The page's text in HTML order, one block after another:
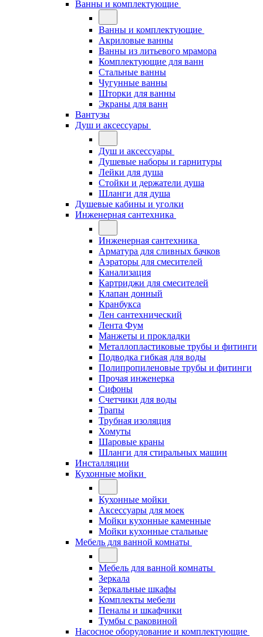
Ванны и комплектующие
Ванны и комплектующие
Акриловые ванны
Ванны из литьевого мрамора
Комплектующие для ванн
Стальные ванны
Чугунные ванны
Шторки для ванны
Экраны для ванн
Вантузы
Душ и аксессуары
Душ и аксессуары
Душевые наборы и гарнитуры
Лейки для душа
Стойки и держатели душа
Шланги для душа
Душевые кабины и уголки
Инженерная сантехника
Инженерная сантехника
Арматура для сливных бачков
Аэраторы для смесителей
Канализация
Картриджи для смесителей
Клапан донный
Кранбукса
Лен сантехнический
Лента Фум
Манжеты и прокладки
Металлопластиковые трубы и фитинги
Подводка гибкая для воды
Полипропиленовые трубы и фитинги
Прочая инженерка
Сифоны
Счетчики для воды
Трапы
Трубная изоляция
Хомуты
Шаровые краны
Шланги для стиральных машин
Инсталляции
Кухонные мойки
Кухонные мойки
Аксессуары для моек
Мойки кухонные каменные
Мойки кухонные стальные
Мебель для ванной комнаты
Мебель для ванной комнаты
Зеркала
Зеркальные шкафы
Комплекты мебели
Пеналы и шкафчики
Тумбы с раковиной
Насосное оборудование и комплектующие